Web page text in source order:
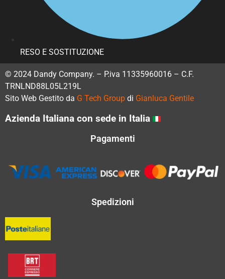
RESO E SOSTITUZIONE
© 2024 Dandy Company. – P.iva 11335960016 – C.F.
TRNLND88L05L219L
Sito Web Gestito da G Tech Group di Gianluca Gentile
Azienda Italiana con sede in Italia
Pagamenti
Spedizioni